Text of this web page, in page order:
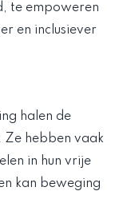
te empoweren
en inclusiever
halen de
Ze hebben vaak
in hun vrije
kan beweging